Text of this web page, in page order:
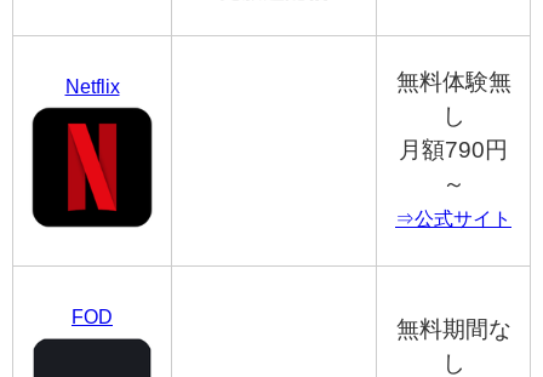
Netflix
無料体験無
し
月額790円
～
⇒公式サイト
FOD
無料期間な
し